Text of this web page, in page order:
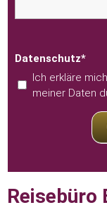
Datenschutz*
Ich erkläre
meiner Daten
Reisebüro